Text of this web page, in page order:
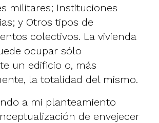
militares; Instituciones
y Otros tipos de
colectivos. La vivienda
ocupar sólo
un edificio o, más
la totalidad del mismo.
a mi planteamiento
de envejecer